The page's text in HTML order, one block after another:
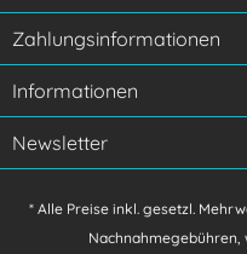
Ich habe die
verstanden und stimme zu.
Mit * gekennzeichnete
Zahlungsinformationen
Informationen
Newsletter
* Alle Preise inkl. gesetzl.
Nachnahmegebühren,